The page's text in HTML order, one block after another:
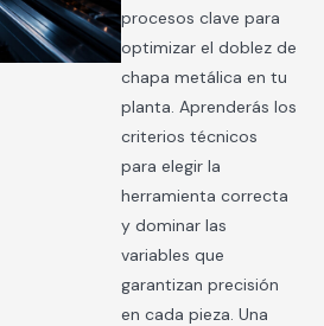
procesos clave para
optimizar el doblez de
chapa metálica en tu
planta. Aprenderás los
criterios técnicos
para elegir la
herramienta correcta
y dominar las
variables que
garantizan precisión
en cada pieza. Una